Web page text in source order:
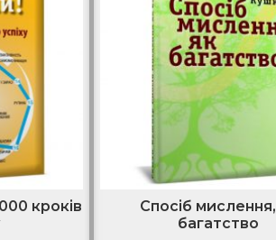
кроків
Спосіб
багатство